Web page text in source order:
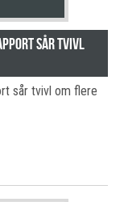
sår tvivl
sår tvivl om flere